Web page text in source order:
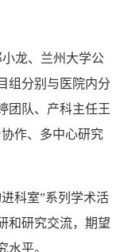
龙、兰州大学公
组分别与医院内分
团队、产科主任王
作、多中心研究
科室”系列学术活
和研究交流，期望
水平。